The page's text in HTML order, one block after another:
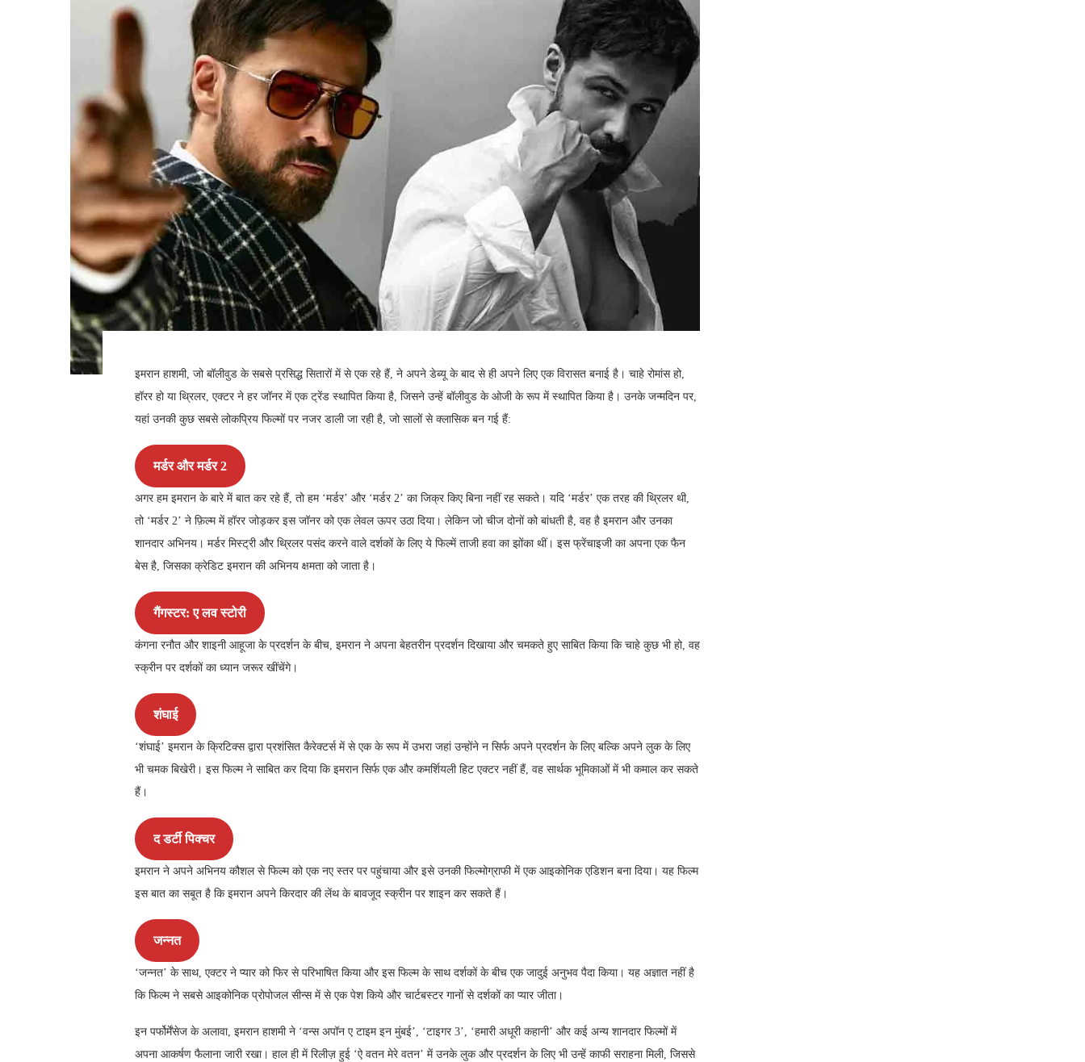
इमरान हाशमी, जो बॉलीवुड के सबसे प्रसिद्ध सितारों में से एक रहे हैं, ने अपने डेब्यू के बाद से ही अपने लिए एक विरासत बनाई है। चाहे रोमांस हो,
हॉरर हो या थ्रिलर, एक्टर ने हर जॉनर में एक ट्रेंड स्थापित किया है, जिसने उन्हें बॉलीवुड के ओजी के रूप में स्थापित किया है। उनके जन्मदिन पर,
यहां उनकी कुछ सबसे लोकप्रिय फिल्मों पर नजर डाली जा रही है, जो सालों से क्लासिक बन गई हैं:
मर्डर और मर्डर 2
अगर हम इमरान के बारे में बात कर रहे हैं, तो हम ‘मर्डर’ और ‘मर्डर 2’ का जिक्र किए बिना नहीं रह सकते। यदि ‘मर्डर’ एक तरह की थ्रिलर थी,
तो ‘मर्डर 2’ ने फ़िल्म में हॉरर जोड़कर इस जॉनर को एक लेवल ऊपर उठा दिया। लेकिन जो चीज दोनों को बांधती है, वह है इमरान और उनका
शानदार अभिनय। मर्डर मिस्ट्री और थ्रिलर पसंद करने वाले दर्शकों के लिए ये फिल्में ताजी हवा का झोंका थीं। इस फ्रेंचाइजी का अपना एक फैन
बेस है, जिसका क्रेडिट इमरान की अभिनय क्षमता को जाता है।
गैंगस्टर: ए लव स्टोरी
कंगना रनौत और शाइनी आहूजा के प्रदर्शन के बीच, इमरान ने अपना बेहतरीन प्रदर्शन दिखाया और चमकते हुए साबित किया कि चाहे कुछ भी हो, वह
स्क्रीन पर दर्शकों का ध्यान जरूर खींचेंगे।
शंघाई
‘शंघाई’ इमरान के क्रिटिक्स द्वारा प्रशंसित कैरेक्टर्स में से एक के रूप में उभरा जहां उन्होंने न सिर्फ अपने प्रदर्शन के लिए बल्कि अपने लुक के लिए
भी चमक बिखेरी। इस फिल्म ने साबित कर दिया कि इमरान सिर्फ एक और कमर्शियली हिट एक्टर नहीं हैं, वह सार्थक भूमिकाओं में भी कमाल कर सकते
हैं।
द डर्टी पिक्चर
इमरान ने अपने अभिनय कौशल से फिल्म को एक नए स्तर पर पहुंचाया और इसे उनकी फिल्मोग्राफी में एक आइकोनिक एडिशन बना दिया। यह फिल्म
इस बात का सबूत है कि इमरान अपने किरदार की लेंथ के बावजूद स्क्रीन पर शाइन कर सकते हैं।
जन्नत
‘जन्नत’ के साथ, एक्टर ने प्यार को फिर से परिभाषित किया और इस फिल्म के साथ दर्शकों के बीच एक जादुई अनुभव पैदा किया। यह अज्ञात नहीं है
कि फिल्म ने सबसे आइकोनिक प्रोपोजल सीन्स में से एक पेश किये और चार्टबस्टर गानों से दर्शकों का प्यार जीता।
इन पर्फोर्मेंसेज के अलावा, इमरान हाशमी ने ‘वन्स अपॉन ए टाइम इन मुंबई’, ‘टाइगर 3’, ‘हमारी अधूरी कहानी’ और कई अन्य शानदार फिल्मों में
अपना आकर्षण फैलाना जारी रखा। हाल ही में रिलीज़ हुई ‘ऐ वतन मेरे वतन’ में उनके लुक और प्रदर्शन के लिए भी उन्हें काफी सराहना मिली, जिससे